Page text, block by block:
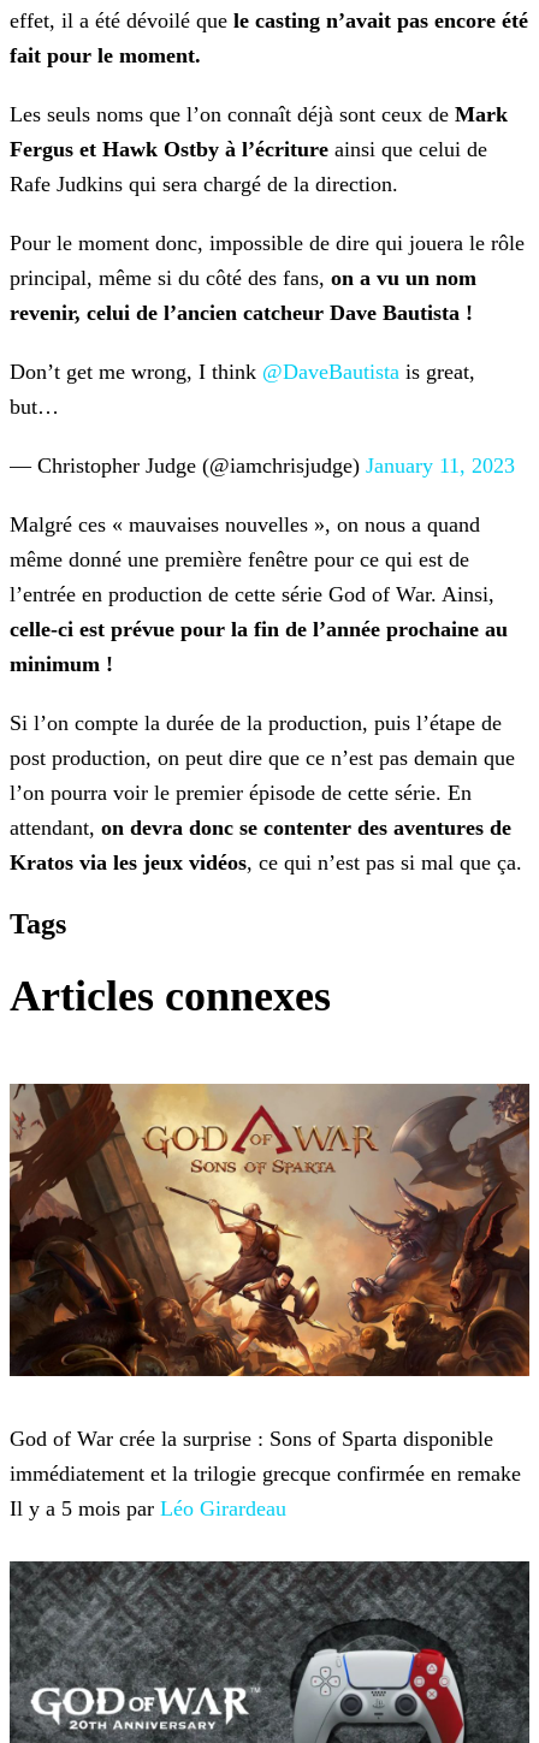
effet, il a été dévoilé que le casting n’avait pas encore été
fait pour le moment.
Les seuls noms que l’on connaît déjà sont ceux de Mark
Fergus et Hawk Ostby à l’écriture ainsi que celui de
Rafe Judkins qui sera chargé de la direction.
Pour le moment donc, impossible de dire qui jouera le rôle
principal, même si du côté des fans, on a vu un nom
revenir, celui de l’ancien catcheur Dave Bautista !
Don’t get me wrong, I think @DaveBautista is great,
but…
— Christopher Judge (@iamchrisjudge) January 11, 2023
Malgré ces « mauvaises nouvelles », on nous a quand
même donné une première fenêtre pour ce qui est de
l’entrée en production de cette série God of War. Ainsi,
celle-ci est prévue pour la fin de l’année prochaine au
minimum !
Si l’on compte la durée de la production, puis l’étape de
post production, on peut dire que ce n’est pas demain que
l’on pourra voir le premier épisode de cette série. En
attendant, on devra donc se contenter des aventures de
Kratos via les jeux vidéos, ce qui n’est pas si mal que ça.
Tags
Articles connexes
God of War crée la surprise : Sons of Sparta disponible
immédiatement et la trilogie grecque confirmée en remake
Il y a 5 mois par Léo Girardeau